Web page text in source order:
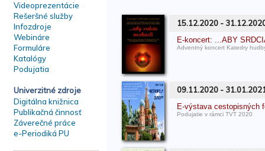
Videoprezentácie
Rešeršné služby
Infozdroje
Webináre
Formuláre
Katalógy
Podujatia
Univerzitné zdroje
Digitálna knižnica
Publikačná činnosť
Záverečné práce
e-Periodiká PU
15.12.2020 -
E-koncert: ...ABY
Adventný koncert Katedry
09.11.2020 -
E-výstava cestopisných
Podujatie v rámci TVT 2020